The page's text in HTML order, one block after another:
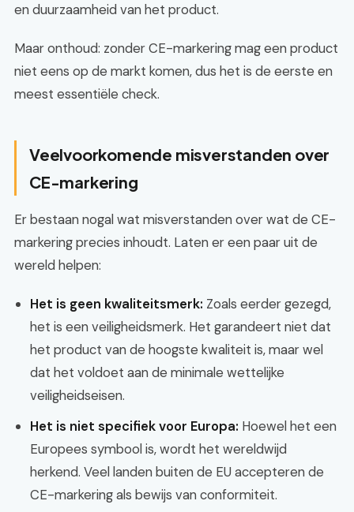
en duurzaamheid van het product.
Maar onthoud: zonder CE-markering mag een product
niet eens op de markt komen, dus het is de eerste en
meest essentiële check.
Veelvoorkomende misverstanden over
CE-markering
Er bestaan nogal wat misverstanden over wat de CE-
markering precies inhoudt. Laten er een paar uit de
wereld helpen:
Het is geen kwaliteitsmerk: Zoals eerder gezegd,
het is een veiligheidsmerk. Het garandeert niet dat
het product van de hoogste kwaliteit is, maar wel
dat het voldoet aan de minimale wettelijke
veiligheidseisen.
Het is niet specifiek voor Europa: Hoewel het een
Europees symbool is, wordt het wereldwijd
herkend. Veel landen buiten de EU accepteren de
CE-markering als bewijs van conformiteit.